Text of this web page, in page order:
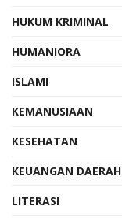
HUKUM KRIMINAL
HUMANIORA
ISLAMI
KEMANUSIAAN
KESEHATAN
KEUANGAN DAERAH
LITERASI